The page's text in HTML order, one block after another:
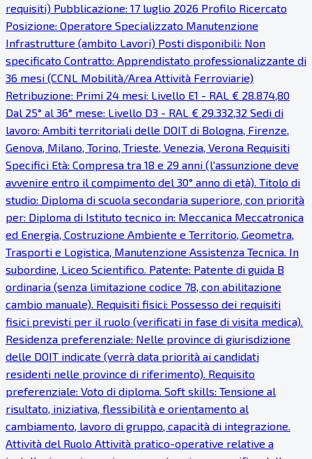
requisiti) Pubblicazione: 17 luglio 2026 Profilo Ricercato
Posizione: Operatore Specializzato Manutenzione
Infrastrutture (ambito Lavori) Posti disponibili: Non
specificato Contratto: Apprendistato professionalizzante di
36 mesi (CCNL Mobilità/Area Attività Ferroviarie)
Retribuzione: Primi 24 mesi: Livello E1 - RAL € 28.874,80
Dal 25° al 36° mese: Livello D3 - RAL € 29.332,32 Sedi di
lavoro: Ambiti territoriali delle DOIT di Bologna, Firenze,
Genova, Milano, Torino, Trieste, Venezia, Verona Requisiti
Specifici Età: Compresa tra 18 e 29 anni (l'assunzione deve
avvenire entro il compimento del 30° anno di età). Titolo di
studio: Diploma di scuola secondaria superiore, con priorità
per: Diploma di Istituto tecnico in: Meccanica Meccatronica
ed Energia, Costruzione Ambiente e Territorio, Geometra,
Trasporti e Logistica, Manutenzione Assistenza Tecnica. In
subordine, Liceo Scientifico. Patente: Patente di guida B
ordinaria (senza limitazione codice 78, con abilitazione
cambio manuale). Requisiti fisici: Possesso dei requisiti
fisici previsti per il ruolo (verificati in fase di visita medica).
Residenza preferenziale: Nelle province di giurisdizione
delle DOIT indicate (verrà data priorità ai candidati
residenti nelle province di riferimento). Requisito
preferenziale: Voto di diploma. Soft skills: Tensione al
risultato, iniziativa, flessibilità e orientamento al
cambiamento, lavoro di gruppo, capacità di integrazione.
Attività del Ruolo Attività pratico-operative relative a